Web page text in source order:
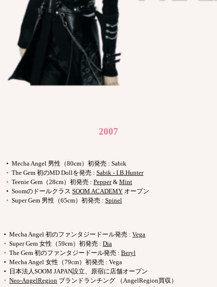
2007
• Mecha Angel 男性（80cm）初発売 : Sabik
• The Gem 初のMD Dollを発売 : Sabik - I.B.Hunter
• Teenie Gem（28cm）初発売 : Pepper& Mint
• Soomのドールクラス SOOM ACADEMY オープン
• Super Gem 男性（65cm）初発売 : Spinel
• Mecha Angel 初のファンタジードール発売 : Vega
• Super Gem 女性（59cm）初発売 : Dia
• The Gem 初のファンタジードール発売 : Beryl
• Mecha Angel 女性（79cm）初発売 : Vega
• 日本法人SOOM JAPAN設立、原宿に店舗オープン
• Neo-AngelRegion ブランドランチング （AngelRegion買収）